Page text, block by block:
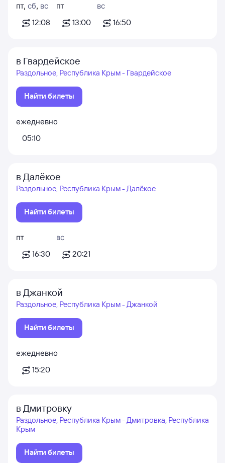
пт, сб, вс
12:08
пт
13:00
вс
16:50
в Гвардейское
Раздольное, Республика Крым - Гвардейское
Найти билеты
ежедневно
05:10
в Далёкое
Раздольное, Республика Крым - Далёкое
Найти билеты
пт
16:30
вс
20:21
в Джанкой
Раздольное, Республика Крым - Джанкой
Найти билеты
ежедневно
15:20
в Дмитровку
Раздольное, Республика Крым - Дмитровка, Республика
Крым
Найти билеты